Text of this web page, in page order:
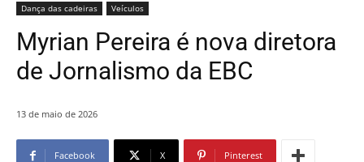
Dança das cadeiras Veículos
Myrian Pereira é nova diretora
de Jornalismo da EBC
13 de maio de 2026
Facebook X Pinterest